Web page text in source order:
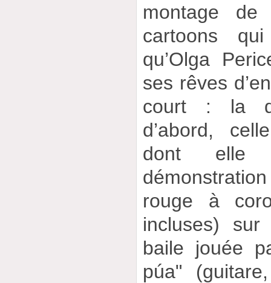
montage
cartoons
qu’Olga
ses rêves
court : la
d’abord,
dont elle
rouge à
incluses)
baile jouée
púa"